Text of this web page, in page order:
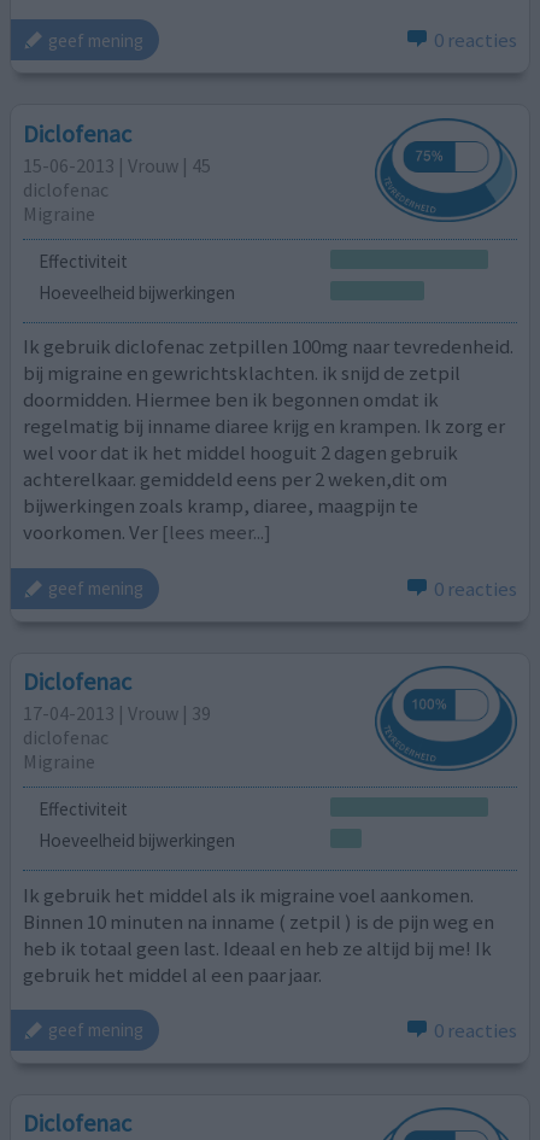
geef mening 0 reacties
Diclofenac
15-06-2013 | Vrouw | 45
diclofenac
Migraine
Effectiviteit
Hoeveelheid bijwerkingen
Ik gebruik diclofenac zetpillen 100mg naar tevredenheid.
bij migraine en gewrichtsklachten. ik snijd de zetpil
doormidden. Hiermee ben ik begonnen omdat ik
regelmatig bij inname diaree krijg en krampen. Ik zorg er
wel voor dat ik het middel hooguit 2 dagen gebruik
achterelkaar. gemiddeld eens per 2 weken,dit om
bijwerkingen zoals kramp, diaree, maagpijn te
voorkomen. Ver [lees meer...]
geef mening 0 reacties
Diclofenac
17-04-2013 | Vrouw | 39
diclofenac
Migraine
Effectiviteit
Hoeveelheid bijwerkingen
Ik gebruik het middel als ik migraine voel aankomen.
Binnen 10 minuten na inname ( zetpil ) is de pijn weg en
heb ik totaal geen last. Ideaal en heb ze altijd bij me! Ik
gebruik het middel al een paar jaar.
geef mening 0 reacties
Diclofenac